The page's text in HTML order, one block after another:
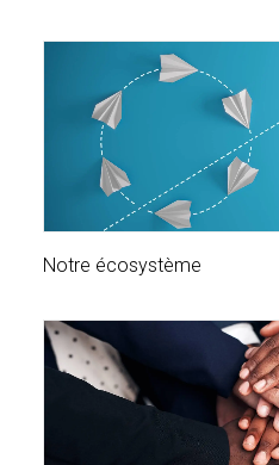
Notre écosystème